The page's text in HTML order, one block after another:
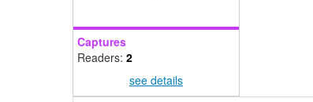
Captures
Readers: 2
see details